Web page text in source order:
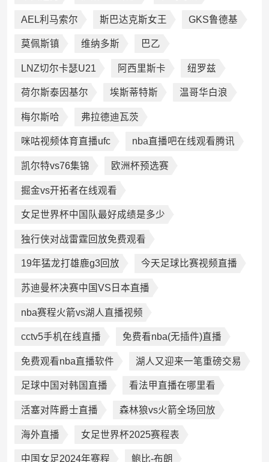
AEL利马索尔 斯巴达克斯女王 GKS鲁德基
莫佩斯镇 维纳多斯 巴乙
LNZ切尔卡瑟U21 阿西里斯卡 纽罗兹
荷尔斯泰因基尔 埃斯蒂特斯 温哥华白浪
梅尔斯哈 弗拉德迪瓦茨
咪咕视频体育直播ufc nba直播吧在线观看腾讯
凯尔特vs76集锦 欧洲杯预选赛
掘金vs开拓者在线观看
女足世界杯中国队最好成绩是多少
独行侠对战雷霆回放免费观看
19年猛龙打雄鹿g3回放 今天足球比赛视频直播
苏迪曼杯决赛中国VS日本直播
nba赛程火箭vs湖人直播视频
cctv5手机在线直播 免费看nba(无插件)直播
免费观看nba直播软件 湖人又迎来一笔重磅交易
足球中国对韩国直播 看法甲直播在哪里看
活塞对阵爵士直播 森林狼vs火箭全场回放
海外直播 女足世界杯2025赛程表
中国女足2024年赛程 鲍比-布朗